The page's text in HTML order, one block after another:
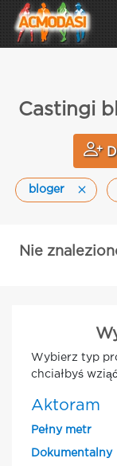
Castingi
bloger
Nie
Wybierz typ
chciałbyś
Aktoram
Pełny metr
Dokumentalny